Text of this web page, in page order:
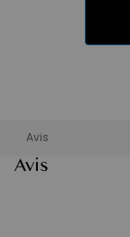
Avis
Avis